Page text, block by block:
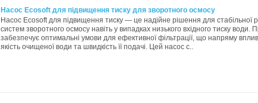
Насос Ecosoft для підвищення тиску для зворотного осмосу
Насос Ecosoft для підвищення тиску — це надійне рішення для стабільної
систем зворотного осмосу навіть у випадках низького вхідного тиску води.
забезпечує оптимальні умови для ефективної фільтрації, що напряму
якість очищеної води та швидкість її подачі. Цей насос с..